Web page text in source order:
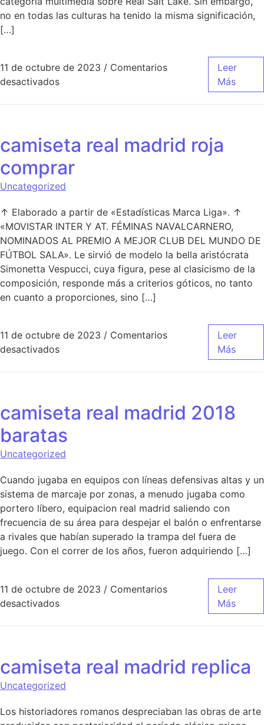
no en todas las culturas ha tenido la misma significación,
[…]
11 de octubre de 2023 / Comentarios
desactivadosen camiseta real madrid crear
Leer
Más
camiseta real madrid roja
comprar
Uncategorized
↑ Elaborado a partir de «Estadísticas Marca Liga». ↑
«MOVISTAR INTER Y AT. FÉMINAS NAVALCARNERO,
NOMINADOS AL PREMIO A MEJOR CLUB DEL MUNDO DE
FÚTBOL SALA». Le sirvió de modelo la bella aristócrata
Simonetta Vespucci, cuya figura, pese al clasicismo de la
composición, responde más a criterios góticos, no tanto
en cuanto a proporciones, sino […]
11 de octubre de 2023 / Comentarios
desactivadosen camiseta real madrid roja comprar
Leer
Más
camiseta real madrid 2018
baratas
Uncategorized
Cuando jugaba en equipos con líneas defensivas altas y un
sistema de marcaje por zonas, a menudo jugaba como
portero líbero, equipacion real madrid saliendo con
frecuencia de su área para despejar el balón o enfrentarse
a rivales que habían superado la trampa del fuera de
juego. Con el correr de los años, fueron adquiriendo […]
11 de octubre de 2023 / Comentarios
desactivadosen camiseta real madrid 2018 baratas
Leer
Más
camiseta real madrid replica
Uncategorized
Los historiadores romanos despreciaban las obras de arte